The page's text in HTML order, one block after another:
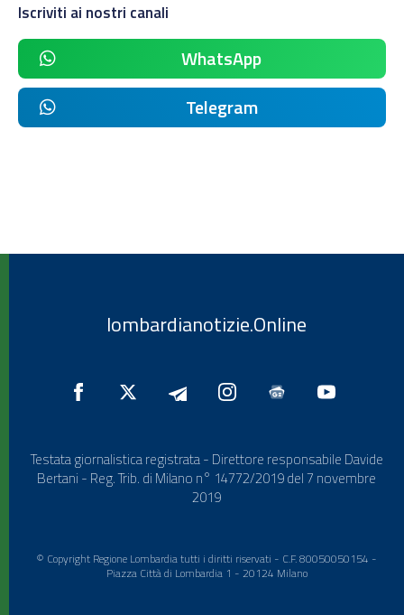
Iscriviti ai nostri canali
WhatsApp
Telegram
lombardianotizie.Online
Testata giornalistica registrata - Direttore responsabile Davide
Bertani - Reg. Trib. di Milano n° 14772/2019 del 7 novembre
2019
© Copyright Regione Lombardia tutti i diritti riservati - C.F. 80050050154 -
Piazza Città di Lombardia 1 - 20124 Milano